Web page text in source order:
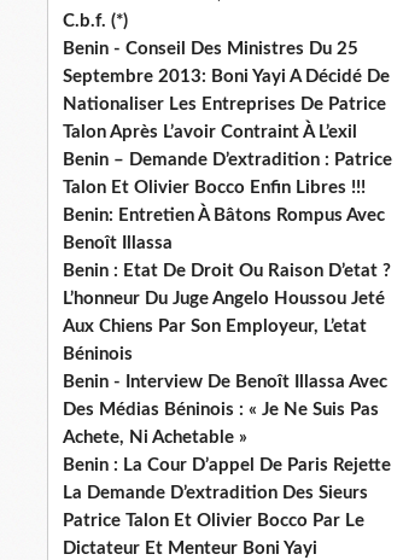
C.b.f. (*)
Benin - Conseil Des Ministres Du 25
Septembre 2013: Boni Yayi A Décidé De
Nationaliser Les Entreprises De Patrice
Talon Après L’avoir Contraint À L’exil
Benin – Demande D’extradition : Patrice
Talon Et Olivier Bocco Enfin Libres !!!
Benin: Entretien À Bâtons Rompus Avec
Benoît Illassa
Benin : Etat De Droit Ou Raison D’etat ?
L’honneur Du Juge Angelo Houssou Jeté
Aux Chiens Par Son Employeur, L’etat
Béninois
Benin - Interview De Benoît Illassa Avec
Des Médias Béninois : « Je Ne Suis Pas
Achete, Ni Achetable »
Benin : La Cour D’appel De Paris Rejette
La Demande D’extradition Des Sieurs
Patrice Talon Et Olivier Bocco Par Le
Dictateur Et Menteur Boni Yayi